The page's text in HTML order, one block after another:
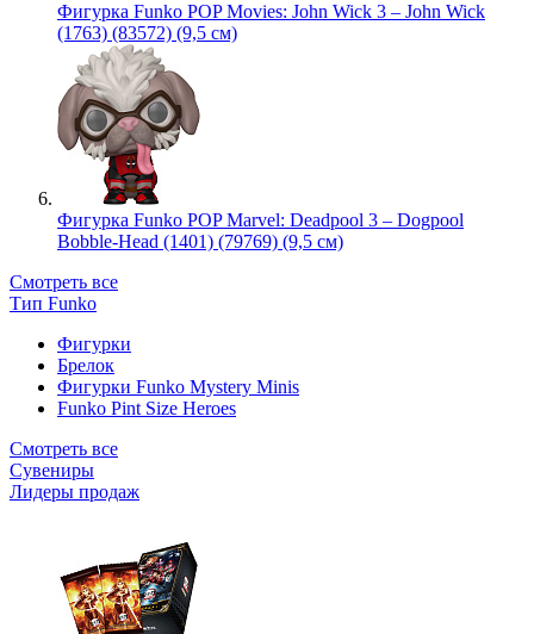
Фигурка Funko POP Movies: John Wick 3 – John Wick
(1763) (83572) (9,5 см)
Фигурка Funko POP Marvel: Deadpool 3 – Dogpool
Bobble-Head (1401) (79769) (9,5 см)
Смотреть все
Тип Funko
Фигурки
Брелок
Фигурки Funko Mystery Minis
Funko Pint Size Heroes
Смотреть все
Сувениры
Лидеры продаж